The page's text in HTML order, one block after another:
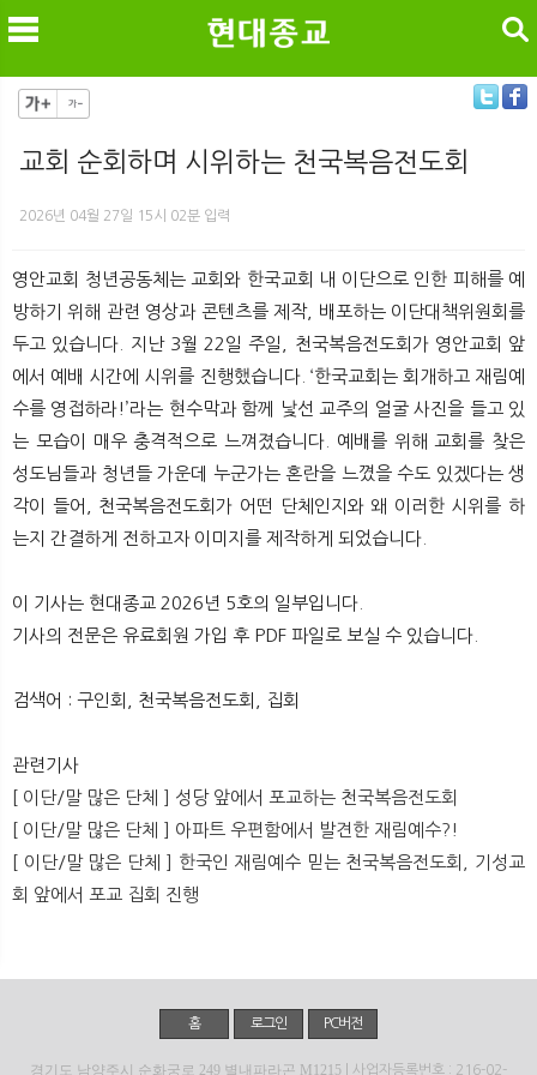
검색
교회 순회하며 시위하는 천국복음전도회
2026년 04월 27일 15시 02분 입력
영안교회 청년공동체는 교회와 한국교회 내 이단으로 인한 피해를 예
방하기 위해 관련 영상과 콘텐츠를 제작, 배포하는 이단대책위원회를
두고 있습니다. 지난 3월 22일 주일, 천국복음전도회가 영안교회 앞
에서 예배 시간에 시위를 진행했습니다. ‘한국교회는 회개하고 재림예
수를 영접하라!’라는 현수막과 함께 낯선 교주의 얼굴 사진을 들고 있
는 모습이 매우 충격적으로 느껴졌습니다. 예배를 위해 교회를 찾은
성도님들과 청년들 가운데 누군가는 혼란을 느꼈을 수도 있겠다는 생
각이 들어, 천국복음전도회가 어떤 단체인지와 왜 이러한 시위를 하
는지 간결하게 전하고자 이미지를 제작하게 되었습니다.
이 기사는 현대종교 2026년 5호의 일부입니다.
기사의 전문은 유료회원 가입 후 PDF 파일로 보실 수 있습니다.
검색어 : 구인회, 천국복음전도회, 집회
관련기사
[ 이단/말 많은 단체 ] 성당 앞에서 포교하는 천국복음전도회
[ 이단/말 많은 단체 ] 아파트 우편함에서 발견한 재림예수?!
[ 이단/말 많은 단체 ] 한국인 재림예수 믿는 천국복음전도회, 기성교
회 앞에서 포교 집회 진행
홈 로그인 PC버전
경기도 남양주시 순화궁로 249 별내파라곤 M1215 | 사업자등록번호 : 216-02-